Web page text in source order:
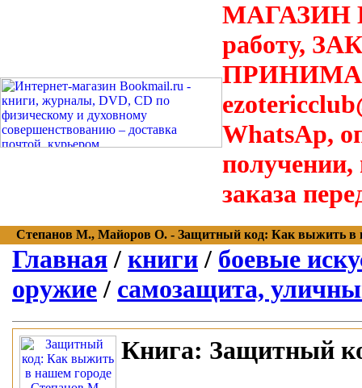
МАГАЗИН
работу,
WhatsAp,
получении,
заказа
Степанов М., Майоров О. - Защитный код: Как выжить в
Главная / книги / боевые
оружие / самозащита,
Книга: Защитный